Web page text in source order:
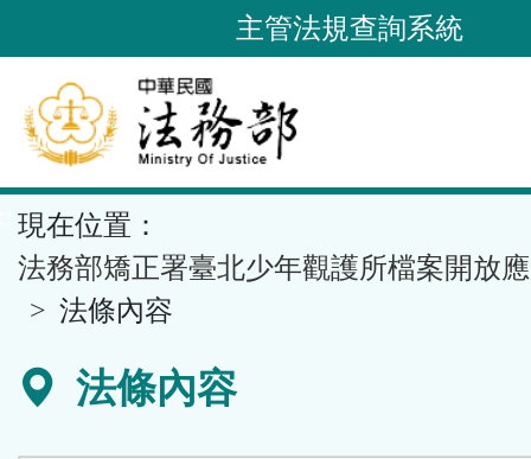
到
要
內
容
區
塊
主管法規查詢系統
現在位置：
法務部矯正署臺北少年觀護所檔案開放
法條內容
法條內容